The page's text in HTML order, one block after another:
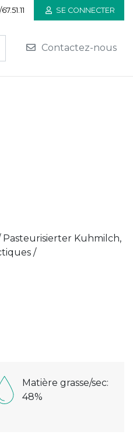
SE CONNECTER
Contactez-nous
Pasteurisierter Kuhmilch,
/
Matière grasse/sec:
48%